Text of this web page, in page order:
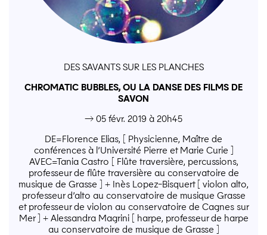
DES SAVANTS SUR LES PLANCHES
CHROMATIC BUBBLES, OU LA DANSE DES FILMS DE
SAVON
→ 05 févr. 2019 à 20h45
DE=Florence Elias, [ Physicienne, Maître de
conférences à l’Université Pierre et Marie Curie ]
AVEC=Tania Castro [ Flûte traversière, percussions,
professeur de flûte traversière au conservatoire de
musique de Grasse ] + Inès Lopez-Bisquert [ violon alto,
professeur d’alto au conservatoire de musique Grasse
et professeur de violon au conservatoire de Cagnes sur
Mer ] + Alessandra Magrini [ harpe, professeur de harpe
au conservatoire de musique de Grasse ]